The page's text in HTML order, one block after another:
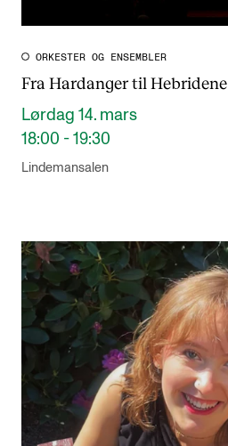
ORKESTER OG ENSEMBLER
Fra Hardanger til Hebridene
Lørdag 14. mars
18:00 - 19:30
Lindemansalen